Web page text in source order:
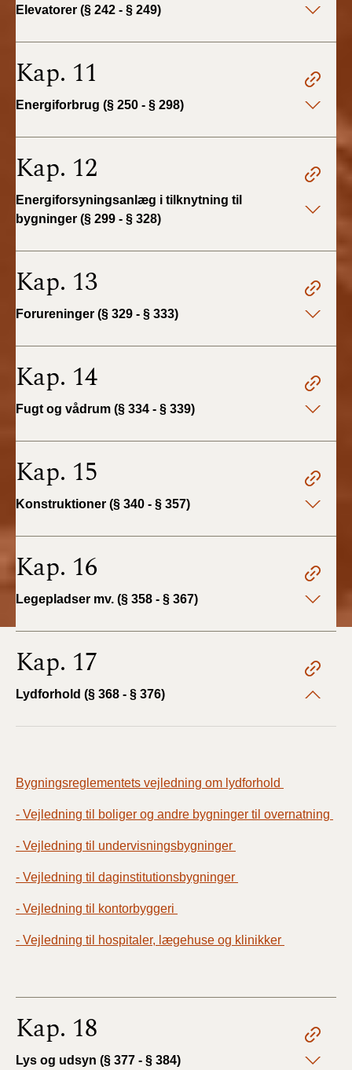
Elevatorer (§ 242 - § 249)
Kap. 11
Energiforbrug (§ 250 - § 298)
Kap. 12
Energiforsyningsanlæg i tilknytning til
bygninger (§ 299 - § 328)
Kap. 13
Forureninger (§ 329 - § 333)
Kap. 14
Fugt og vådrum (§ 334 - § 339)
Kap. 15
Konstruktioner (§ 340 - § 357)
Kap. 16
Legepladser mv. (§ 358 - § 367)
Kap. 17
Lydforhold (§ 368 - § 376)
Bygningsreglementets vejledning om lydforhold
- Vejledning til boliger og andre bygninger til overnatning
- Vejledning til undervisningsbygninger
- Vejledning til daginstitutionsbygninger
- Vejledning til kontorbyggeri
- Vejledning til hospitaler, lægehuse og klinikker
Kap. 18
Lys og udsyn (§ 377 - § 384)